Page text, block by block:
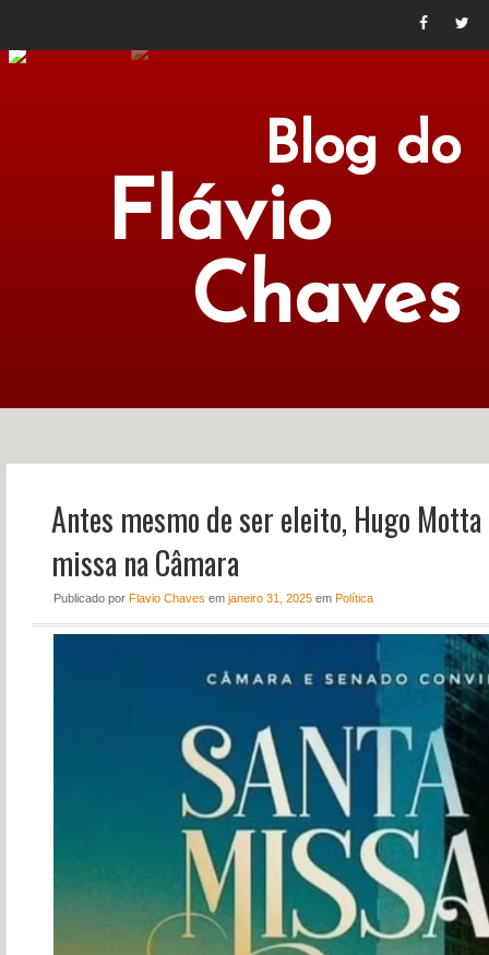
Blog do
Flávio
Chaves
NOTÍCIAS PERFIL
Antes mesmo de ser eleito, Hugo
missa na Câmara
Publicado por Flavio Chaves em janeiro 31, 2025em Política